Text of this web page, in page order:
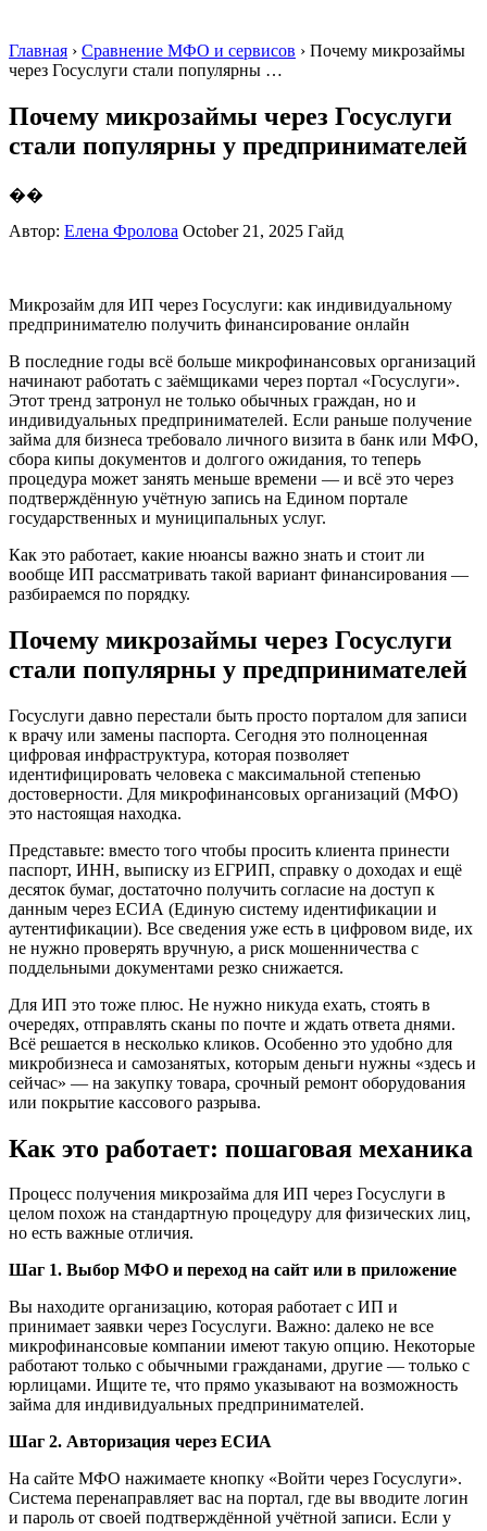
Главная › Сравнение МФО и сервисов › Почему микрозаймы
через Госуслуги стали популярны …
Почему микрозаймы через Госуслуги
стали популярны у предпринимателей
��
Автор: Елена Фролова October 21, 2025 Гайд
Микрозайм для ИП через Госуслуги: как индивидуальному
предпринимателю получить финансирование онлайн
В последние годы всё больше микрофинансовых организаций
начинают работать с заёмщиками через портал «Госуслуги».
Этот тренд затронул не только обычных граждан, но и
индивидуальных предпринимателей. Если раньше получение
займа для бизнеса требовало личного визита в банк или МФО,
сбора кипы документов и долгого ожидания, то теперь
процедура может занять меньше времени — и всё это через
подтверждённую учётную запись на Едином портале
государственных и муниципальных услуг.
Как это работает, какие нюансы важно знать и стоит ли
вообще ИП рассматривать такой вариант финансирования —
разбираемся по порядку.
Почему микрозаймы через Госуслуги
стали популярны у предпринимателей
Госуслуги давно перестали быть просто порталом для записи
к врачу или замены паспорта. Сегодня это полноценная
цифровая инфраструктура, которая позволяет
идентифицировать человека с максимальной степенью
достоверности. Для микрофинансовых организаций (МФО)
это настоящая находка.
Представьте: вместо того чтобы просить клиента принести
паспорт, ИНН, выписку из ЕГРИП, справку о доходах и ещё
десяток бумаг, достаточно получить согласие на доступ к
данным через ЕСИА (Единую систему идентификации и
аутентификации). Все сведения уже есть в цифровом виде, их
не нужно проверять вручную, а риск мошенничества с
поддельными документами резко снижается.
Для ИП это тоже плюс. Не нужно никуда ехать, стоять в
очередях, отправлять сканы по почте и ждать ответа днями.
Всё решается в несколько кликов. Особенно это удобно для
микробизнеса и самозанятых, которым деньги нужны «здесь и
сейчас» — на закупку товара, срочный ремонт оборудования
или покрытие кассового разрыва.
Как это работает: пошаговая механика
Процесс получения микрозайма для ИП через Госуслуги в
целом похож на стандартную процедуру для физических лиц,
но есть важные отличия.
Шаг 1. Выбор МФО и переход на сайт или в приложение
Вы находите организацию, которая работает с ИП и
принимает заявки через Госуслуги. Важно: далеко не все
микрофинансовые компании имеют такую опцию. Некоторые
работают только с обычными гражданами, другие — только с
юрлицами. Ищите те, что прямо указывают на возможность
займа для индивидуальных предпринимателей.
Шаг 2. Авторизация через ЕСИА
На сайте МФО нажимаете кнопку «Войти через Госуслуги».
Система перенаправляет вас на портал, где вы вводите логин
и пароль от своей подтверждённой учётной записи. Если у